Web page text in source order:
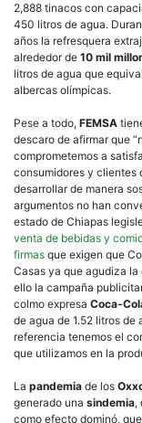
2,888 tinacos con
450 litros de agua.
años la refresquera
alrededor de 10 mil
litros de agua que
albercas olímpicas.
Pese a todo, FEMSA
descaro de afirmar que
comprometemos a
consumidores y clientes
desarrollar de manera
argumentos no han
estado de Chiapas
venta de bebidas y
firmas que exigen que
Casas ya que agudiza
ello la campaña
colmo expresa Coca-
de agua de 1.52 litros de
referencia tenemos el
que utilizamos en la
La pandemia de los
generado una sindemia,
como efecto dominó,